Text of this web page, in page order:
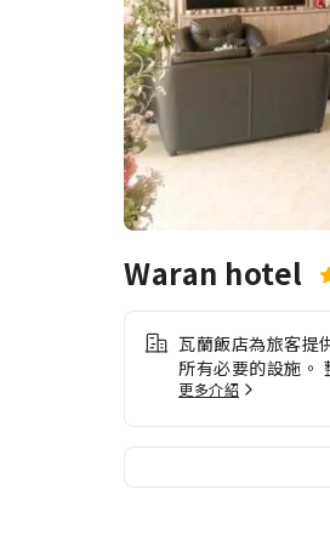
Waran hotel
瓦蘭飯店為旅客提
所有必要的設施。
都可以使用免費Wi-
您的客房提供客房
店的每間客房均經
更多介紹